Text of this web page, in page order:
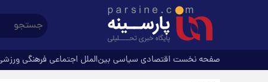
صفحه نخست اقتصادی سیاسی بین‌الملل اجتماعی فرهنگی